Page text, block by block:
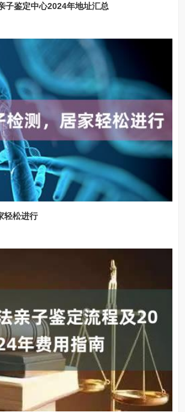
子鉴定中心2024年地址汇总
轻松进行